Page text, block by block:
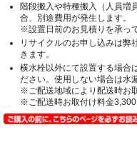
階段搬入や特種搬入（人員増
合、別途費用が発生します。
※設置日前のお見積りを承っ
リサイクルのお申し込みは弊
きます。
横水栓以外にて設置する場合
ださい。使用しない場合は水
※ご配送地域により配送時お
※ご配送時お取付け料金